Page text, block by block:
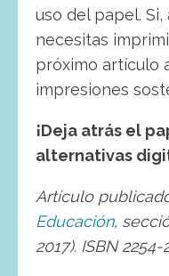
uso del papel.
necesitas
próximo artículo
impresiones
¡Deja atrás el
alternativas
Artículo
Educación,
2017). ISBN 2254-